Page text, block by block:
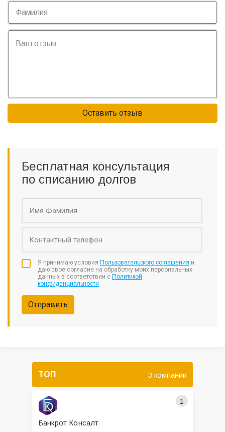
Оставить отзыв
Бесплатная консультация
по списанию долгов
Я принимаю условия Пользовательского соглашения и
даю свое согласие на обработку моих персональных
данных в соответствии с Политикой
конфиденциальности
Отправить
ТОП 3 компании
1
Банкрот Консалт